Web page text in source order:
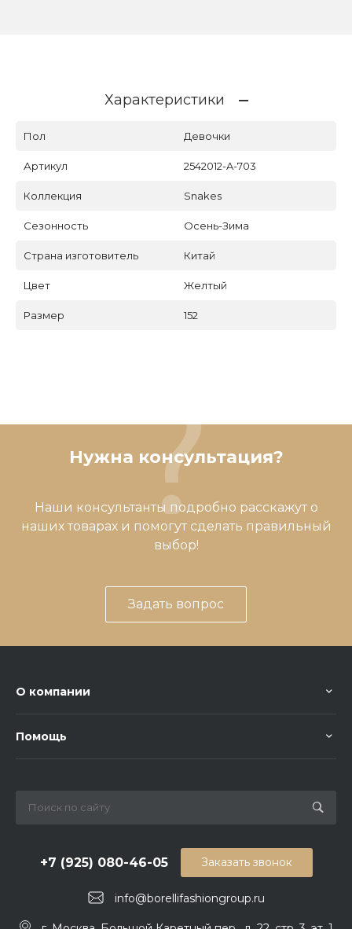
Характеристики
Пол Девочки
Артикул 2542012-A-703
Коллекция Snakes
Сезонность Осень-Зима
Страна изготовитель Китай
Цвет Желтый
Размер 152
Нужна консультация?
Наши консультанты подробно расскажут о
наших товарах и помогут сделать правильный
выбор!
Задать вопрос
О компании
Помощь
+7 (925) 080-46-05
info@borellifashiongroup.ru
Заказать звонок